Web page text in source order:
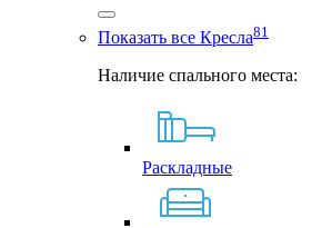
Показать все Кресла81
Наличие спального места:
Раскладные